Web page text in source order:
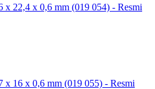
x 22,4 x 0,6 mm (019 054) - Resmi
x 16 x 0,6 mm (019 055) - Resmi